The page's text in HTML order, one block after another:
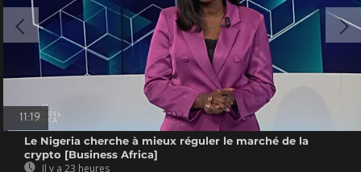
11:19
Le Nigeria cherche à mieux réguler le marché de la
crypto [Business Africa]
Il y a 23 heures